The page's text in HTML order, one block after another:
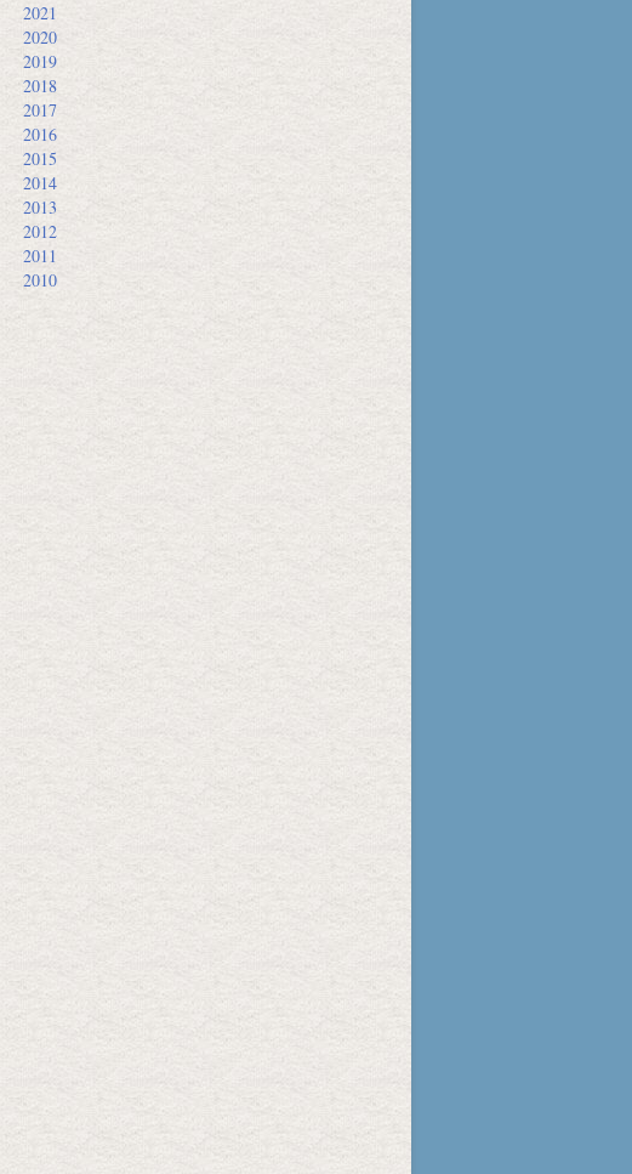
2021
2020
2019
2018
2017
2016
2015
2014
2013
2012
2011
2010